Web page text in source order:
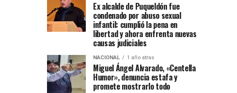
Ex alcalde de Puqueldón fue
condenado por abuso sexual
infantil: cumplió la pena en
libertad y ahora enfrenta nuevas
causas judiciales
NACIONAL 1 año atras
Miguel Ángel Alvarado, «Centella
Humor», denuncia estafa y
promete mostrarlo todo